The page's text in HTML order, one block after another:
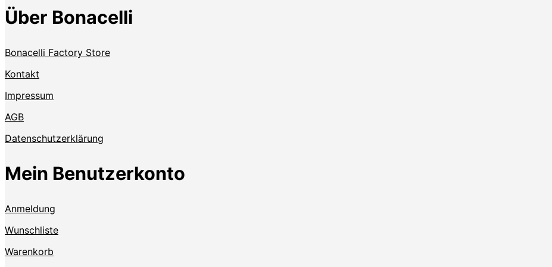
Über Bonacelli
Bonacelli Factory Store
Kontakt
Impressum
AGB
Datenschutzerklärung
Mein Benutzerkonto
Anmeldung
Wunschliste
Warenkorb